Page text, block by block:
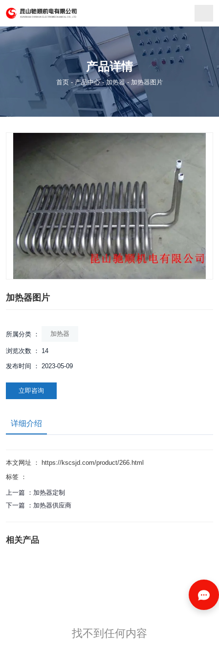
产品详情
首页 - 产品中心 -加热器 - 加热器图片
加热器图片
所属分类 ： 加热器
浏览次数 ： 14
发布时间 ： 2023-05-09
立即咨询
详细介绍
本文网址 ： https://kscsjd.com/product/266.html
标签 ：
上一篇 ： 加热器定制
下一篇 ： 加热器供应商
相关产品
找不到任何内容